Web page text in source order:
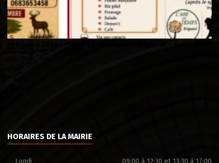
HORAIRES DE LA MAIRIE
Lundi 09:00 à 12:30 et 13:30 à 17:00